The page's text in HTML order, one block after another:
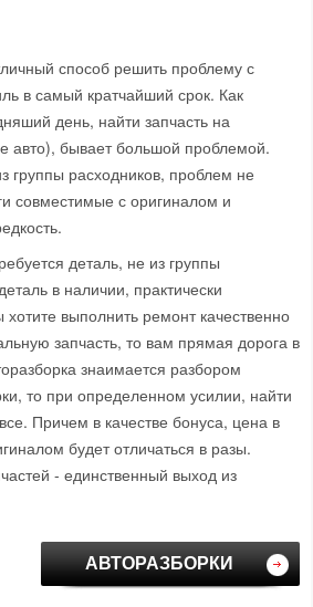
способ решить проблему с
в самый кратчайший срок. Как
день, найти запчасть на
авто), бывает большой проблемой.
группы расходников, проблем не
совместимые с оригиналом и
деталь, не из группы
в наличии, практически
выполнить ремонт качественно
запчасть, то вам прямая дорога в
знаимается разбором
то при определенном усилии, найти
Причем в качестве бонуса, цена в
будет отличаться в разы.
- единственный выход из
АВТОРАЗБОРКИ